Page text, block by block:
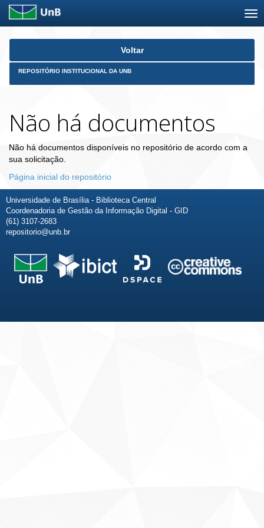
Skip
Voltar
REPOSITÓRIO INSTITUCIONAL DA UNB
Não há documentos
Não há documentos disponíveis no repositório de acordo com a
sua solicitação.
Página inicial do repositório
Universidade de Brasília - Biblioteca Central
Coordenadoria de Gestão da Informação Digital - GID
(61) 3107-2683
repositorio@unb.br